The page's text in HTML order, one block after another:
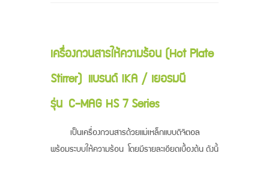
เครื่องกวนสารให้ความร้อน (Hot Plate
Stirrer) แบรนด์ IKA / เยอรมนี
รุ่น C-MAG HS 7 Series
เป็นเครื่องกวนสารด้วยแม่เหล็กแบบดิจิตอล
พร้อมระบบให้ความร้อน โดยมีรายละเอียดเบื้องต้น ดังนี้